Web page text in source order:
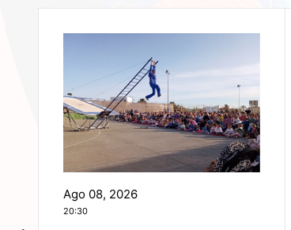
Ago 08, 2026
20:30